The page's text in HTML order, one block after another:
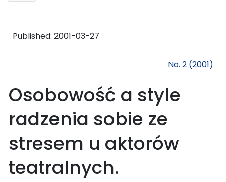
Published: 2001-03-27
No. 2 (2001)
Osobowość a style
radzenia sobie ze
stresem u aktorów
teatralnych.